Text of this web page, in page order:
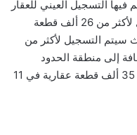
التسجيل العيني للعقار
نجد منطقة الرياض التي سيتم التسجيل لأكثر من 26 ألف قطعة
حيث سيتم التسجيل لأكثر من
في 58 حيًا، بالإضافة إلى منطقة الحدود
الشمالية حيث سيتم التسجيل لأكثر من 35 ألف قطعة عقارية في 11